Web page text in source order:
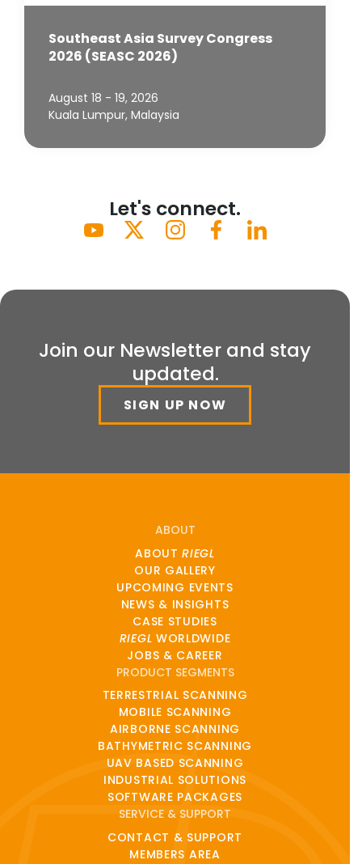
Southeast Asia Survey Congress
2026 (SEASC 2026)
August 18 - 19, 2026
Kuala Lumpur, Malaysia
Let's connect.
Join our Newsletter and stay
updated.
SIGN UP NOW
ABOUT
ABOUTRIEGL
OUR GALLERY
UPCOMING EVENTS
NEWS & INSIGHTS
CASE STUDIES
RIEGL WORLDWIDE
JOBS & CAREER
PRODUCT SEGMENTS
TERRESTRIAL SCANNING
MOBILE SCANNING
AIRBORNE SCANNING
BATHYMETRIC SCANNING
UAV BASED SCANNING
INDUSTRIAL SOLUTIONS
SOFTWARE PACKAGES
SERVICE & SUPPORT
CONTACT & SUPPORT
MEMBERS AREA